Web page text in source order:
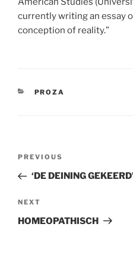
currently writing an essay
conception of reality.”
CATEGORIES
PROZA
Previous
Post
PREVIOUS
‘DE DEINING
Next
Post
NEXT
HOMEOPATHISCH